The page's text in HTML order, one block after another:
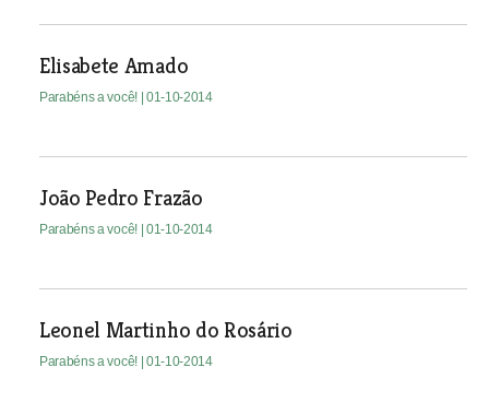
Elisabete Amado
Parabéns a você! | 01-10-2014
João Pedro Frazão
Parabéns a você! | 01-10-2014
Leonel Martinho do Rosário
Parabéns a você! | 01-10-2014